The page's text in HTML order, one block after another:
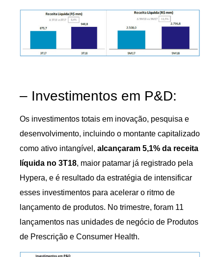
– Investimentos em P&D:
Os investimentos totais em inovação, pesquisa e
desenvolvimento, incluindo o montante capitalizado
como ativo intangível, alcançaram 5,1% da receita
líquida no 3T18, maior patamar já registrado pela
Hypera, e é resultado da estratégia de intensificar
esses investimentos para acelerar o ritmo de
lançamento de produtos. No trimestre, foram 11
lançamentos nas unidades de negócio de Produtos
de Prescrição e Consumer Health.